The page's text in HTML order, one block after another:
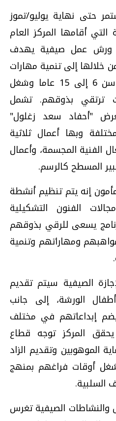
حتى نهاية يوليو/تموز
التي أقامها المركز العام
ورش عمل صيفية يهدف
خلالها إلى تنمية مهارات
الأطفال الموهوبين بين سن 6 إلى 15 عاما وشغل
ترتقي بذوقهم. تشمل
"أحفاد سعد زغلول"
وبها أعمال ثلاثية
الفنية المجسمة، وأعمال
المسطح كالرسم.
إنه يتم تنظيم أنشطة
الفنون التشكيلية
يسعى للرقي بذوقهم
ومهاراتهم وتنمية
الصيفية سيتم تقديم
الورشة، إلى جانب
إبداعاتهم في مختلف
يحقق المركز توجه قطاع
الموهوبين وتقديم الزاد
أوقات فراغهم بمنهج
السلبية.
الصيفية تغرس